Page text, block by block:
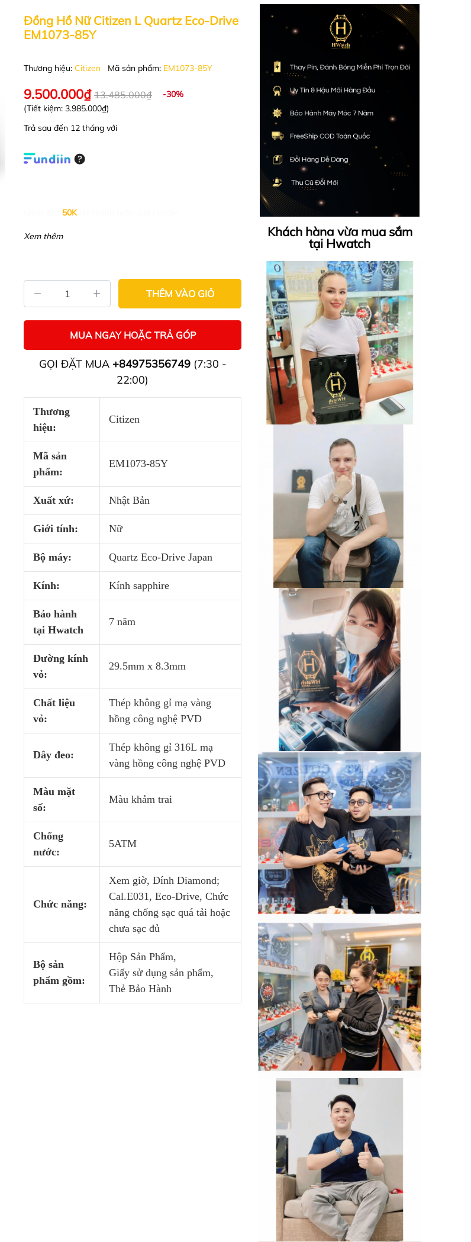
Đồng Hồ Nữ Citizen L Quartz Eco-Drive
EM1073-85Y
Thương hiệu: Citizen Mã sản phẩm: EM1073-85Y
9.500.000₫ 13.485.000₫
-30%
(Tiết kiệm: 3.985.000₫)
Trả sau đến 12 tháng với
50K
Xem thêm
THÊM VÀO GIỎ
MUA NGAY HOẶC TRẢ GÓP
GỌI ĐẶT MUA +84975356749(7:30 -
22:00)
Thương
hiệu:
Citizen
Mã sản
phẩm:
EM1073-85Y
Xuất xứ: Nhật Bản
Giới tính: Nữ
Bộ máy: Quartz Eco-Drive Japan
Kính: Kính sapphire
Bảo hành
tại Hwatch
7 năm
Đường kính
vỏ:
29.5mm x 8.3mm
Chất liệu
vỏ:
Thép không gỉ mạ vàng
hồng công nghệ PVD
Dây đeo:
Thép không gỉ 316L mạ
vàng hồng công nghệ PVD
Màu mặt
số:
Màu khảm trai
Chống
nước:
5ATM
Chức năng:
Xem giờ, Đính Diamond;
Cal.E031, Eco-Drive, Chức
năng chống sạc quá tải hoặc
chưa sạc đủ
Bộ sản
phẩm gồm:
Hộp Sản Phẩm,
Giấy sử dụng sản phẩm,
Thẻ Bảo Hành
Khách hàng vừa mua sắm
tại Hwatch